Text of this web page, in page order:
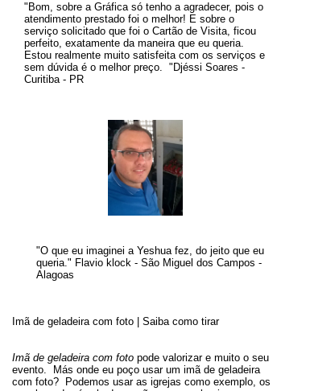
"Bom, sobre a Gráfica só tenho a agradecer, pois o
atendimento prestado foi o melhor! E sobre o
serviço solicitado que foi o Cartão de Visita, ficou
perfeito, exatamente da maneira que eu queria.
Estou realmente muito satisfeita com os serviços e
sem dúvida é o melhor preço. " Djéssi Soares -
Curitiba - PR
"O que eu imaginei a Yeshua fez, do jeito que eu
queria." Flavio klock - São Miguel dos Campos -
Alagoas
Imã de geladeira com foto | Saiba como tirar
Imã de geladeira com foto pode valorizar e muito o seu
evento. Más onde eu poço usar um imã de geladeira
com foto? Podemos usar as igrejas como exemplo, os